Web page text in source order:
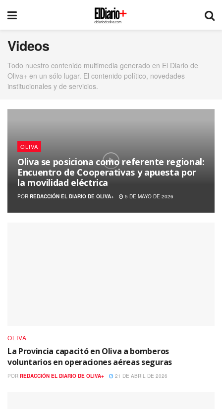
Videos
Todo nuestro contenido multimedia generado en El Diario de
Oliva+ en un sólo lugar. El contenido político, novedades
institucionales y de servicios.
OLIVA
Oliva se posiciona como referente regional:
Encuentro de Cooperativas y apuesta por
la movilidad eléctrica
POR REDACCIÓN EL DIARIO DE OLIVA+ 5 DE MAYO DE 2026
OLIVA
La Provincia capacitó en Oliva a bomberos
voluntarios en operaciones aéreas seguras
POR REDACCIÓN EL DIARIO DE OLIVA+ 21 DE ABRIL DE 2026